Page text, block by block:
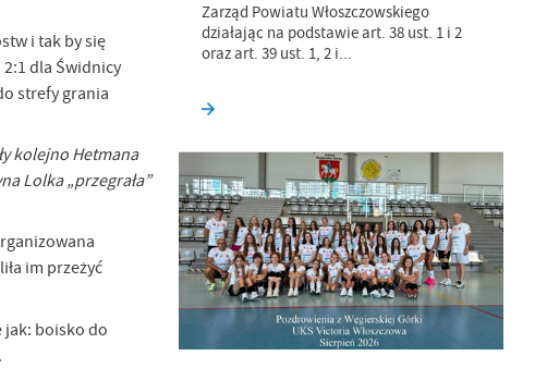
i tak by się
dla Świdnicy
strefy grania
kolejno Hetmana
Lolka „przegrała”
im przeżyć
jak: boisko do
Zarząd Powiatu Włoszczowskiego
działając na podstawie art. 38 ust. 1 i 2
oraz art. 39 ust. 1, 2 i...